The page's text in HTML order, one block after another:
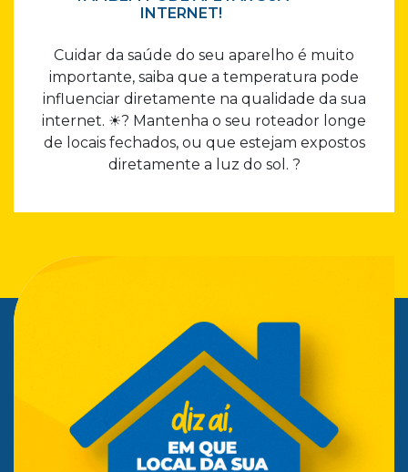
INTERNET!
Cuidar da saúde do seu aparelho é muito
importante, saiba que a temperatura pode
influenciar diretamente na qualidade da sua
internet. ☀? Mantenha o seu roteador longe
de locais fechados, ou que estejam expostos
diretamente a luz do sol. ?